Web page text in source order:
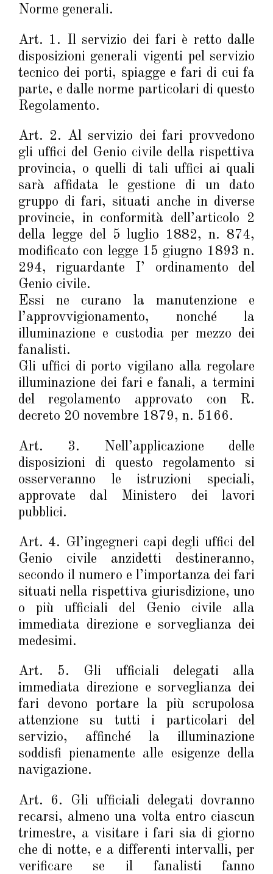
Norme generali.
Art. 1. Il servizio dei fari è retto dalle
disposizioni generali vigenti pel servizio
tecnico dei porti, spiagge e fari di cui fa
parte, e dalle norme particolari di questo
Regolamento.
Art. 2. Al servizio dei fari provvedono
gli uffici del Genio civile della rispettiva
provincia, o quelli di tali uffici ai quali
sarà affidata le gestione di un dato
gruppo di fari, situati anche in diverse
provincie, in conformità dell’articolo 2
della legge del 5 luglio 1882, n. 874,
modificato con legge 15 giugno 1893 n.
294, riguardante I’ ordinamento del
Genio civile.
Essi ne curano la manutenzione e
l’approvvigionamento, nonché la
illuminazione e custodia per mezzo dei
fanalisti.
Gli uffici di porto vigilano alla regolare
illuminazione dei fari e fanali, a termini
del regolamento approvato con R.
decreto 20 novembre 1879, n. 5166.
Art. 3. Nell’applicazione delle
disposizioni di questo regolamento si
osserveranno le istruzioni speciali,
approvate dal Ministero dei lavori
pubblici.
Art. 4. Gl’ingegneri capi degli uffici del
Genio civile anzidetti destineranno,
secondo il numero e l’importanza dei fari
situati nella rispettiva giurisdizione, uno
o più ufficiali del Genio civile alla
immediata direzione e sorveglianza dei
medesimi.
Art. 5. Gli ufficiali delegati alla
immediata direzione e sorveglianza dei
fari devono portare la più scrupolosa
attenzione su tutti i particolari del
servizio, affinché la illuminazione
soddisfi pienamente alle esigenze della
navigazione.
Art. 6. Gli ufficiali delegati dovranno
recarsi, almeno una volta entro ciascun
trimestre, a visitare i fari sia di giorno
che di notte, e a differenti intervalli, per
verificare se il fanalisti fanno